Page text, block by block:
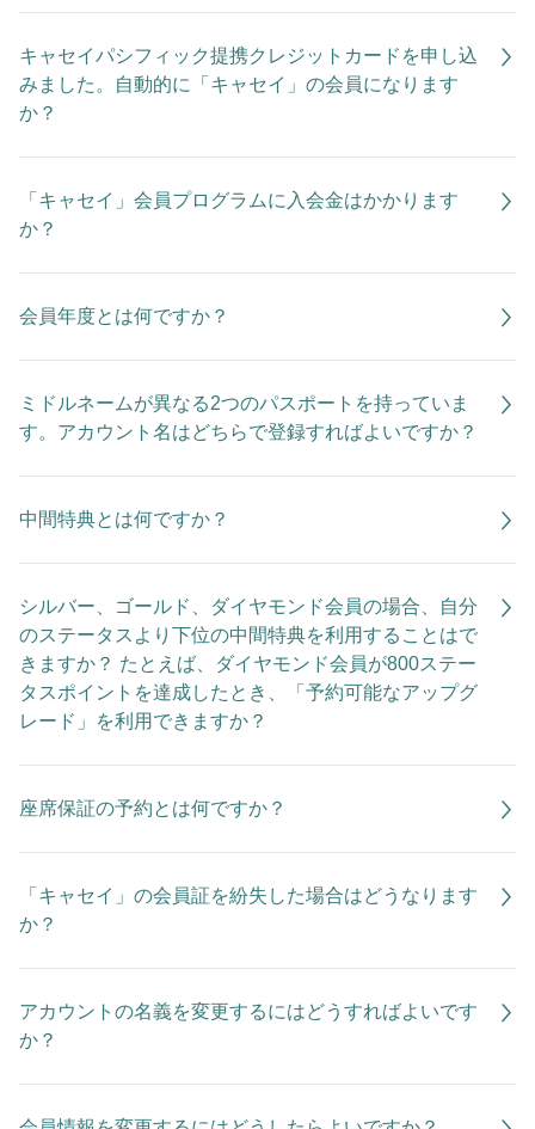
キャセイパシフィック提携クレジットカードを申し込
みました。自動的に「キャセイ」の会員になります
か？
「キャセイ」会員プログラムに入会金はかかります
か？
会員年度とは何ですか？
ミドルネームが異なる2つのパスポートを持っていま
す。アカウント名はどちらで登録すればよいですか？
中間特典とは何ですか？
シルバー、ゴールド、ダイヤモンド会員の場合、自分
のステータスより下位の中間特典を利用することはで
きますか？ たとえば、ダイヤモンド会員が800ステー
タスポイントを達成したとき、「予約可能なアップグ
レード」を利用できますか？
座席保証の予約とは何ですか？
「キャセイ」の会員証を紛失した場合はどうなります
か？
アカウントの名義を変更するにはどうすればよいです
か？